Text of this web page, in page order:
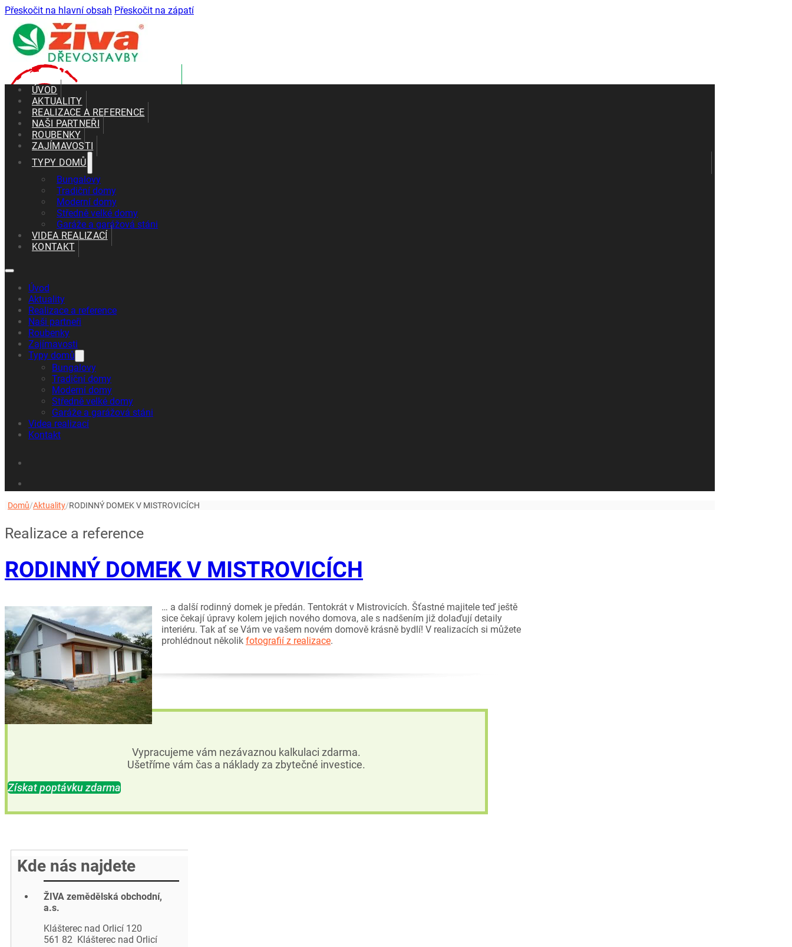
Přeskočit na hlavní obsah Přeskočit na zápatí
realizovaných dřevostaveb
+420 602 661 287
+420 465 637 010
Hledat
ÚVOD
AKTUALITY
REALIZACE A REFERENCE
NAŠI PARTNEŘI
ROUBENKY
ZAJÍMAVOSTI
TYPY DOMŮ
Bungalovy
Tradiční domy
Moderní domy
Středně velké domy
Garáže a garážová stáni
VIDEA REALIZACÍ
KONTAKT
Úvod
Aktuality
Realizace a reference
Naši partneři
Roubenky
Zajímavosti
Typy domů
Bungalovy
Tradiční domy
Moderní domy
Středně velké domy
Garáže a garážová stáni
Videa realizací
Kontakt
Domů/Aktuality/RODINNÝ DOMEK V MISTROVICÍCH
Realizace a reference
RODINNÝ DOMEK V MISTROVICÍCH
… a další rodinný domek je předán. Tentokrát v Mistrovicích. Šťastné majitele teď ještě
sice čekají úpravy kolem jejich nového domova, ale s nadšením již dolaďují detaily
interiéru. Tak ať se Vám ve vašem novém domově krásně bydlí! V realizacích si můžete
prohlédnout několik fotografií z realizace.
Vypracujeme vám nezávaznou kalkulaci zdarma.
Ušetříme vám čas a náklady za zbytečné investice.
Získat poptávku zdarma
Kde nás najdete
ŽIVA zemědělská obchodní,
a.s.
Klášterec nad Orlicí 120
561 82 Klášterec nad Orlicí